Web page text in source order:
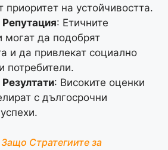
приоритет на устойчивостта.
: Етичните
могат да подобрят
и да привлекат социално
потребители.
: Високите оценки
с дългосрочни
Защо Стратегиите за